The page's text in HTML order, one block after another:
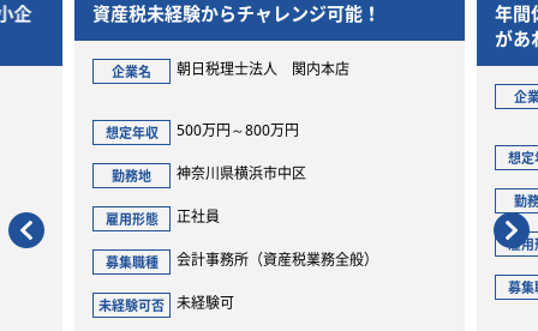
企 資産税未経験からチャレンジ可能！
企業名 朝日税理士法人 関内本店
想定年収 500万円～800万円
勤務地 神奈川県横浜市中区
雇用形態 正社員
募集職種 会計事務所（資産税業務全般）
未経験可否 未経験可
年間
があ
高い
企
想定
勤
雇用
募集